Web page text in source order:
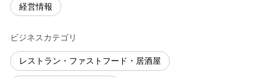
経営情報
ビジネスカテゴリ
レストラン・ファストフード・居酒屋